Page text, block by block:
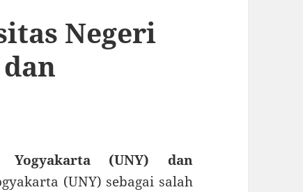
Negeri
(UNY) dan
(UNY) sebagai salah